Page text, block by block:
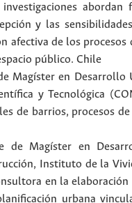
y las
afectiva de los
público. Chile
Magíster en
y Tecnológica
de barrios, procesos
de Magíster en
Instituto de la
en la
urbana